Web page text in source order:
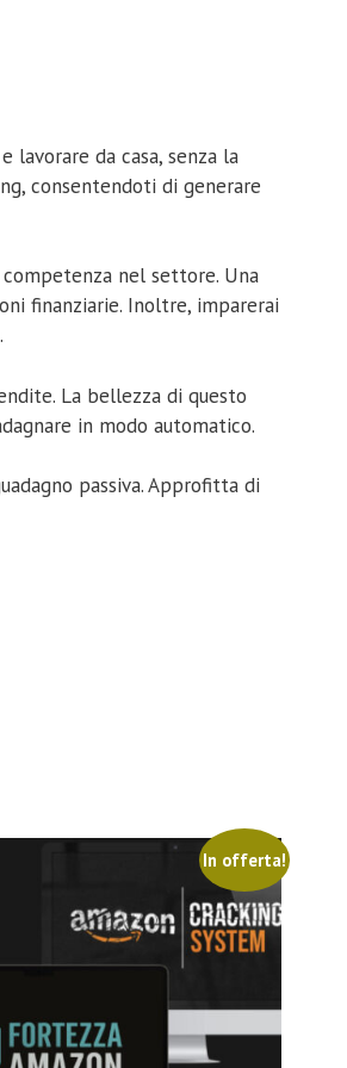
da casa, senza la
consentendoti di generare
nel settore. Una
finanziarie. Inoltre, imparerai
La bellezza di questo
in modo automatico.
passiva. Approfitta di
In offerta!